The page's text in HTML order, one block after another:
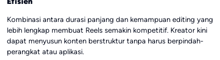
Kombinasi antara durasi panjang dan kemampuan editing yang
lebih lengkap membuat Reels semakin kompetitif. Kreator kini
dapat menyusun konten berstruktur tanpa harus berpindah-
perangkat atau aplikasi.